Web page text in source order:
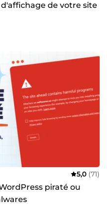
de votre site
5,0 (71)
piraté ou